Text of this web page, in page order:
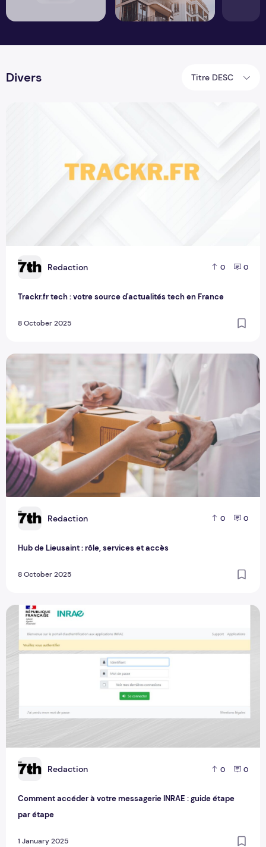
Divers Titre DESC
R Redaction 0 0
Trackr.fr tech : votre source d'actualités tech en France
8 October 2025
R Redaction 0 0
Hub de Lieusaint : rôle, services et accès
8 October 2025
Hub de Lieusaint : rôle, services et accès
R Redaction 0 0
Comment accéder à votre messagerie INRAE : guide étape
par étape
1 January 2025
Comment accéder à votre messagerie INRAE : guide étape